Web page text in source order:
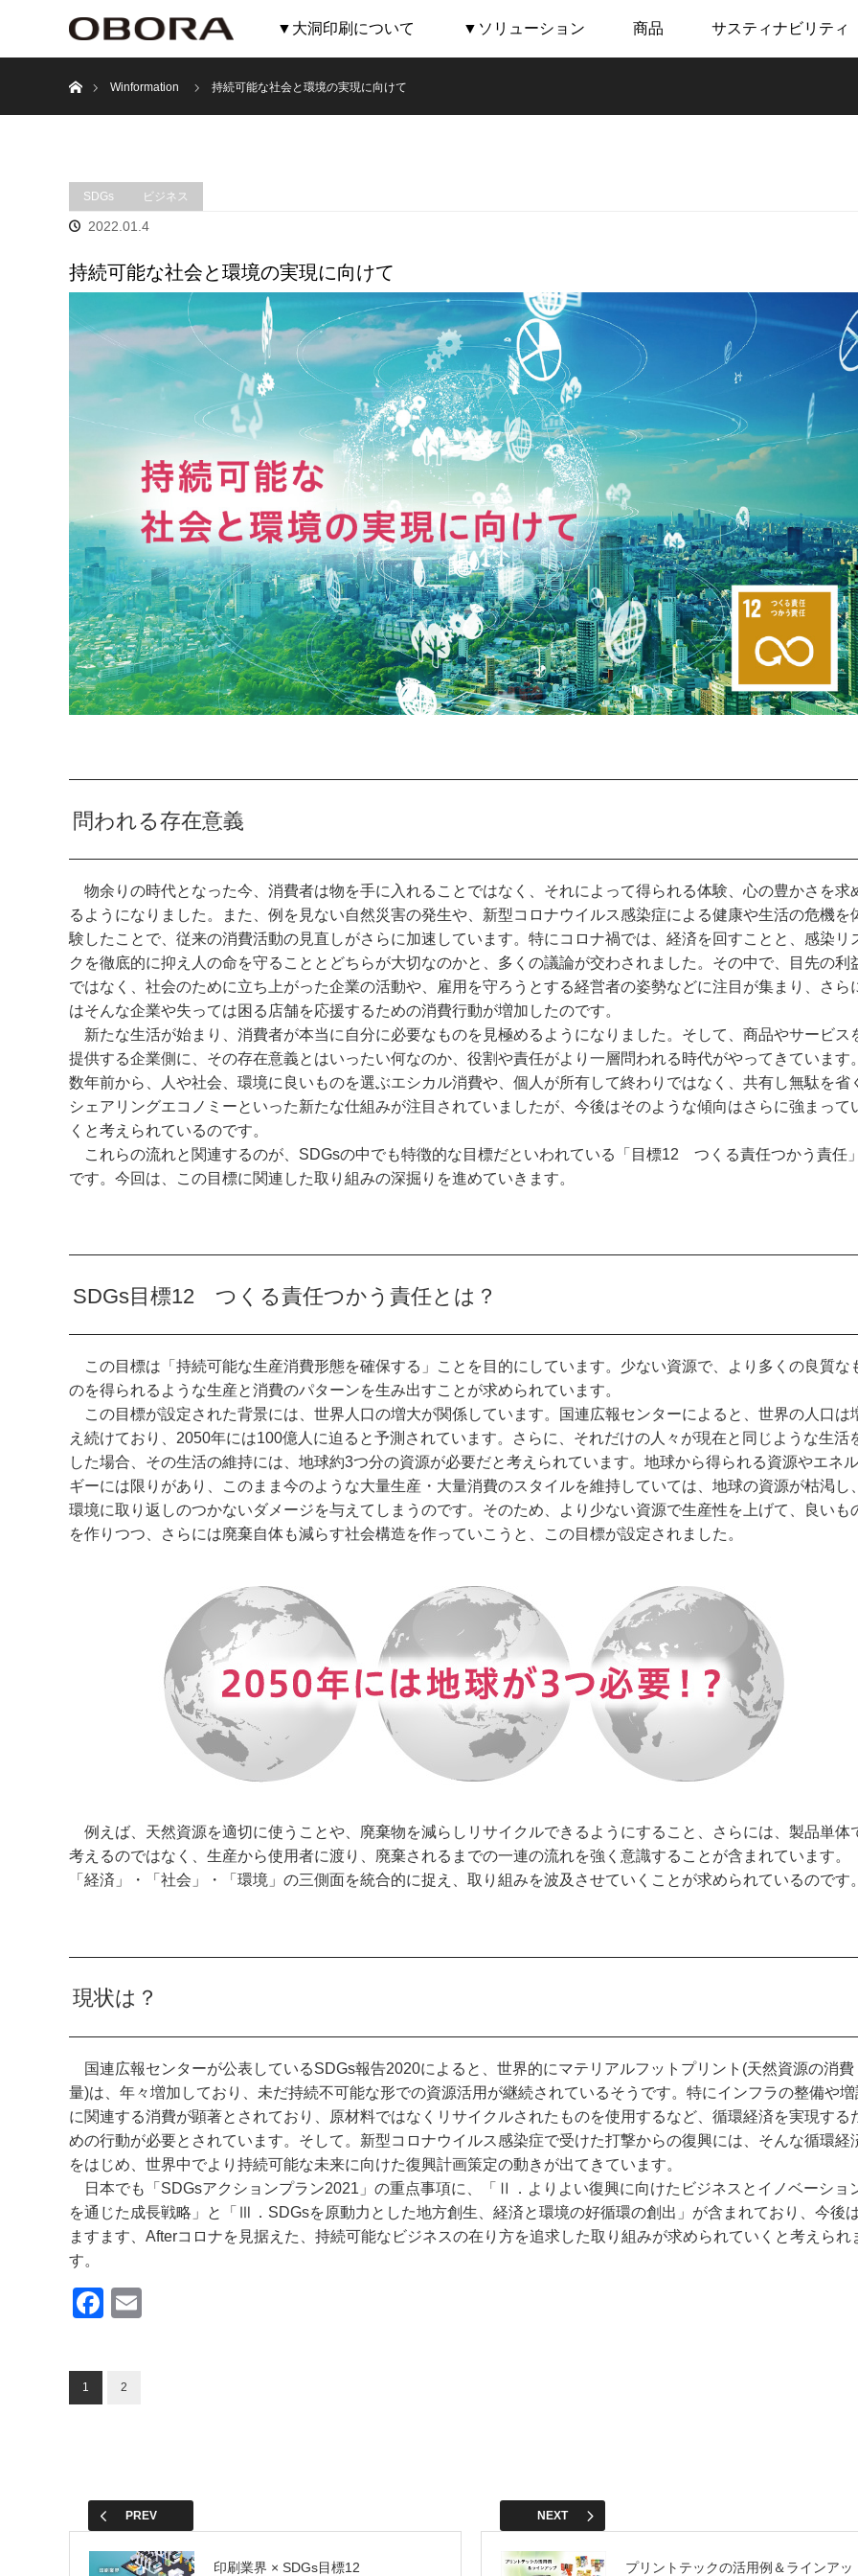
▼大洞印刷について ▼ソリューション 商品 サスティナビリティ
Winformation
持続可能な社会と環境の実現に向けて
SDGs ビジネス
2022.01.4
持続可能な社会と環境の実現に向けて
問われる存在意義
物余りの時代となった今、消費者は物を手に入れることではなく、それによって得られる体験、心の豊かさを求
るようになりました。また、例を見ない自然災害の発生や、新型コロナウイルス感染症による健康や生活の危機を
験したことで、従来の消費活動の見直しがさらに加速しています。特にコロナ禍では、経済を回すことと、感染リ
クを徹底的に抑え人の命を守ることとどちらが大切なのかと、多くの議論が交わされました。その中で、目先の利
ではなく、社会のために立ち上がった企業の活動や、雇用を守ろうとする経営者の姿勢などに注目が集まり、さら
はそんな企業や失っては困る店舗を応援するための消費行動が増加したのです。
新たな生活が始まり、消費者が本当に自分に必要なものを見極めるようになりました。そして、商品やサービス
提供する企業側に、その存在意義とはいったい何なのか、役割や責任がより一層問われる時代がやってきています。
数年前から、人や社会、環境に良いものを選ぶエシカル消費や、個人が所有して終わりではなく、共有し無駄を省
シェアリングエコノミーといった新たな仕組みが注目されていましたが、今後はそのような傾向はさらに強まって
くと考えられているのです。
これらの流れと関連するのが、SDGsの中でも特徴的な目標だといわれている「目標12 つくる責任つかう責任」
です。今回は、この目標に関連した取り組みの深掘りを進めていきます。
SDGs目標12 つくる責任つかう責任とは？
この目標は「持続可能な生産消費形態を確保する」ことを目的にしています。少ない資源で、より多くの良質な
のを得られるような生産と消費のパターンを生み出すことが求められています。
この目標が設定された背景には、世界人口の増大が関係しています。国連広報センターによると、世界の人口は
え続けており、2050年には100億人に迫ると予測されています。さらに、それだけの人々が現在と同じような生活
した場合、その生活の維持には、地球約3つ分の資源が必要だと考えられています。地球から得られる資源やエネル
ギーには限りがあり、このまま今のような大量生産・大量消費のスタイルを維持していては、地球の資源が枯渇し、
環境に取り返しのつかないダメージを与えてしまうのです。そのため、より少ない資源で生産性を上げて、良いも
を作りつつ、さらには廃棄自体も減らす社会構造を作っていこうと、この目標が設定されました。
例えば、天然資源を適切に使うことや、廃棄物を減らしリサイクルできるようにすること、さらには、製品単体
考えるのではなく、生産から使用者に渡り、廃棄されるまでの一連の流れを強く意識することが含まれています。
「経済」・「社会」・「環境」の三側面を統合的に捉え、取り組みを波及させていくことが求められているのです。
現状は？
国連広報センターが公表しているSDGs報告2020によると、世界的にマテリアルフットプリント(天然資源の消費
量)は、年々増加しており、未だ持続不可能な形での資源活用が継続されているそうです。特にインフラの整備や増
に関連する消費が顕著とされており、原材料ではなくリサイクルされたものを使用するなど、循環経済を実現する
めの行動が必要とされています。そして。新型コロナウイルス感染症で受けた打撃からの復興には、そんな循環経
をはじめ、世界中でより持続可能な未来に向けた復興計画策定の動きが出てきています。
日本でも「SDGsアクションプラン2021」の重点事項に、「Ⅱ．よりよい復興に向けたビジネスとイノベーショ
を通じた成長戦略」と「Ⅲ．SDGsを原動力とした地方創生、経済と環境の好循環の創出」が含まれており、今後
ますます、Afterコロナを見据えた、持続可能なビジネスの在り方を追求した取り組みが求められていくと考えられ
す。
F
k
1 2
PREV
印刷業界 × SDGs目標12
NEXT
プリントテックの活用例＆ラインアッ